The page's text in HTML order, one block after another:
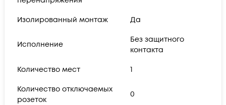
Изолированный монтаж Да
Исполнение
Без защитного
контакта
Количество мест 1
Количество отключаемых
розеток
0